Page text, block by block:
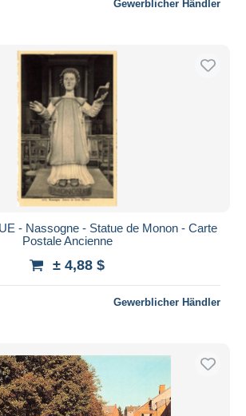
Gewerblicher Händler
- Nassogne - Statue de Monon - Carte
Postale Ancienne
± 4,88 $
Gewerblicher Händler